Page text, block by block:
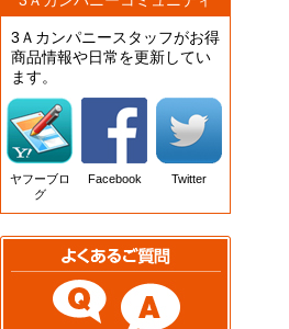
3Ａカンパニースタッフがお得
商品情報や日常を更新してい
ます。
ヤフーブロ
グ
Facebook Twitter